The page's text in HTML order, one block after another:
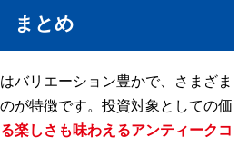
まとめ
バリエーション豊かで、さまざま
が特徴です。投資対象としての価
楽しさも味わえるアンティークコ